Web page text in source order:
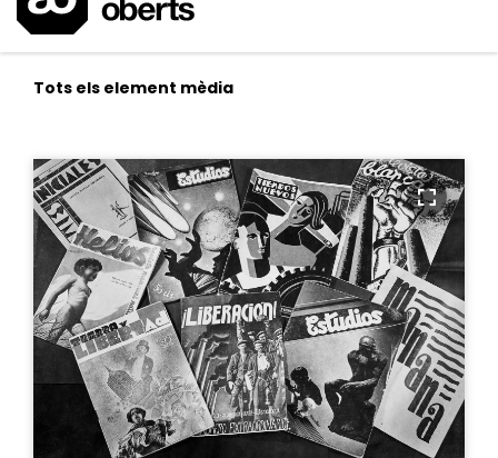
Tots els element mèdia